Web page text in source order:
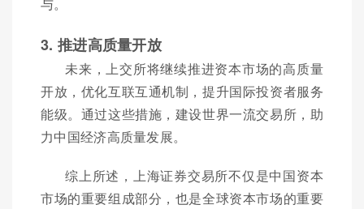
与。
3. 推进高质量开放
未来，上交所将继续推进资本市场的高质量
开放，优化互联互通机制，提升国际投资者服务
能级。通过这些措施，建设世界一流交易所，助
力中国经济高质量发展。
综上所述，上海证券交易所不仅是中国资本
市场的重要组成部分，也是全球资本市场的重要